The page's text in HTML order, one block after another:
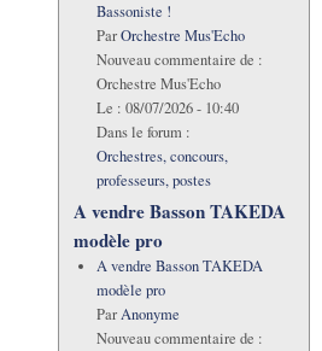
Bassoniste !
ParOrchestre Mus'Echo
Nouveau commentaire de :
Orchestre Mus'Echo
Le : 08/07/2026 - 10:40
Dans le forum :
Orchestres, concours,
professeurs, postes
A vendre Basson TAKEDA
modèle pro
A vendre Basson TAKEDA
modèle pro
ParAnonyme
Nouveau commentaire de :